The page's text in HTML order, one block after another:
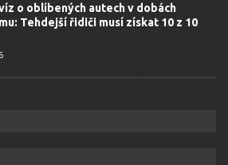
o oblíbených autech v dobách
Tehdejší řidiči musí získat 10 z 10